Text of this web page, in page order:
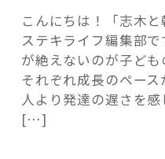
「ひと」
協賛・協
こんにちは！「志木と
ステキライフ編集部
が絶えないのが子ど
それぞれ成長のペース
人より発達の遅さを
[…]